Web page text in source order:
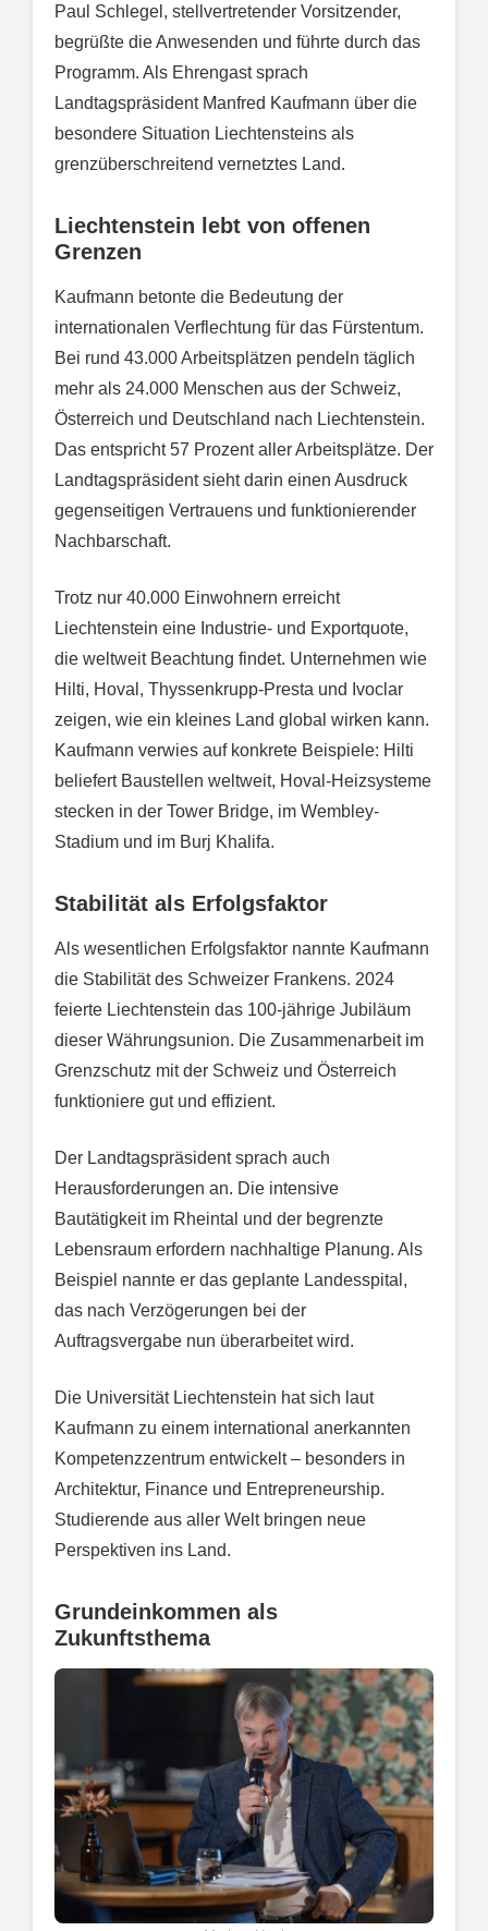
Paul Schlegel, stellvertretender Vorsitzender,
begrüßte die Anwesenden und führte durch das
Programm. Als Ehrengast sprach
Landtagspräsident Manfred Kaufmann über die
besondere Situation Liechtensteins als
grenzüberschreitend vernetztes Land.
Liechtenstein lebt von offenen
Grenzen
Kaufmann betonte die Bedeutung der
internationalen Verflechtung für das Fürstentum.
Bei rund 43.000 Arbeitsplätzen pendeln täglich
mehr als 24.000 Menschen aus der Schweiz,
Österreich und Deutschland nach Liechtenstein.
Das entspricht 57 Prozent aller Arbeitsplätze. Der
Landtagspräsident sieht darin einen Ausdruck
gegenseitigen Vertrauens und funktionierender
Nachbarschaft.
Trotz nur 40.000 Einwohnern erreicht
Liechtenstein eine Industrie- und Exportquote,
die weltweit Beachtung findet. Unternehmen wie
Hilti, Hoval, Thyssenkrupp-Presta und Ivoclar
zeigen, wie ein kleines Land global wirken kann.
Kaufmann verwies auf konkrete Beispiele: Hilti
beliefert Baustellen weltweit, Hoval-Heizsysteme
stecken in der Tower Bridge, im Wembley-
Stadium und im Burj Khalifa.
Stabilität als Erfolgsfaktor
Als wesentlichen Erfolgsfaktor nannte Kaufmann
die Stabilität des Schweizer Frankens. 2024
feierte Liechtenstein das 100-jährige Jubiläum
dieser Währungsunion. Die Zusammenarbeit im
Grenzschutz mit der Schweiz und Österreich
funktioniere gut und effizient.
Der Landtagspräsident sprach auch
Herausforderungen an. Die intensive
Bautätigkeit im Rheintal und der begrenzte
Lebensraum erfordern nachhaltige Planung. Als
Beispiel nannte er das geplante Landesspital,
das nach Verzögerungen bei der
Auftragsvergabe nun überarbeitet wird.
Die Universität Liechtenstein hat sich laut
Kaufmann zu einem international anerkannten
Kompetenzzentrum entwickelt – besonders in
Architektur, Finance und Entrepreneurship.
Studierende aus aller Welt bringen neue
Perspektiven ins Land.
Grundeinkommen als
Zukunftsthema